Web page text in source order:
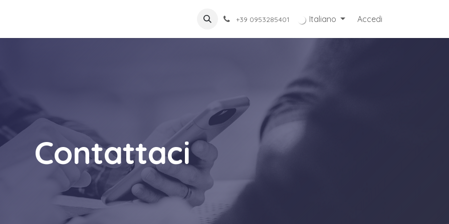
+39 0953285401 Italiano Accedi
Contattaci